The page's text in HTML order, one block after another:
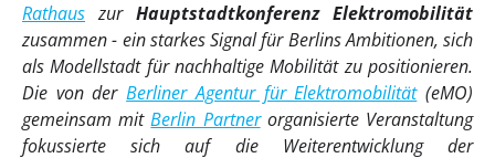
Rathaus zur Hauptstadtkonferenz Elektromobilität
zusammen - ein starkes Signal für Berlins Ambitionen, sich
als Modellstadt für nachhaltige Mobilität zu positionieren.
Die von derBerliner Agentur für Elektromobilität(eMO)
gemeinsam mitBerlin Partnerorganisierte Veranstaltung
fokussierte sich auf die Weiterentwicklung der